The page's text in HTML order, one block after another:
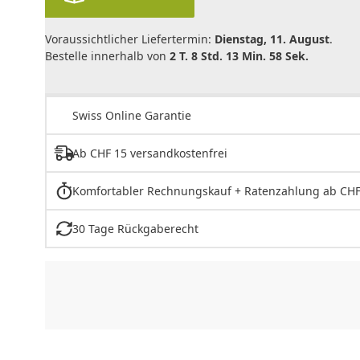
Voraussichtlicher Liefertermin: Dienstag, 11. August.
Bestelle innerhalb von 2 T. 8 Std. 13 Min. 58 Sek.
Swiss Online Garantie
Ab CHF 15 versandkostenfrei
Komfortabler Rechnungskauf + Ratenzahlung ab
30 Tage Rückgaberecht